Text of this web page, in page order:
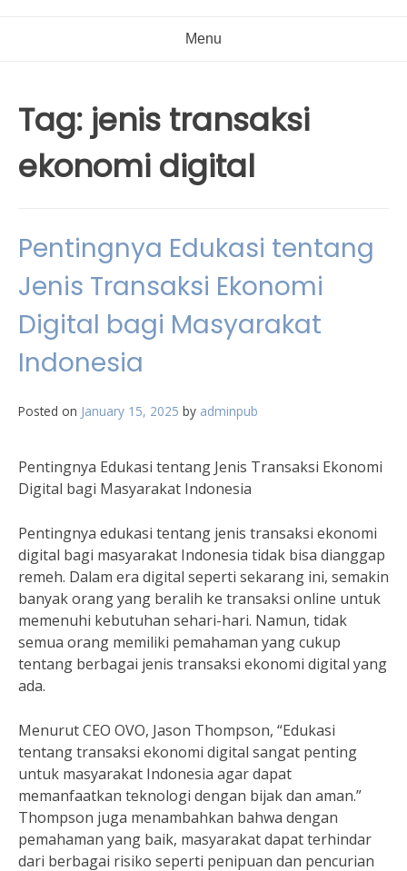
Menu
Tag: jenis transaksi
ekonomi digital
Pentingnya Edukasi tentang
Jenis Transaksi Ekonomi
Digital bagi Masyarakat
Indonesia
Posted on January 15, 2025 by adminpub
Pentingnya Edukasi tentang Jenis Transaksi Ekonomi
Digital bagi Masyarakat Indonesia
Pentingnya edukasi tentang jenis transaksi ekonomi
digital bagi masyarakat Indonesia tidak bisa dianggap
remeh. Dalam era digital seperti sekarang ini, semakin
banyak orang yang beralih ke transaksi online untuk
memenuhi kebutuhan sehari-hari. Namun, tidak
semua orang memiliki pemahaman yang cukup
tentang berbagai jenis transaksi ekonomi digital yang
ada.
Menurut CEO OVO, Jason Thompson, “Edukasi
tentang transaksi ekonomi digital sangat penting
untuk masyarakat Indonesia agar dapat
memanfaatkan teknologi dengan bijak dan aman.”
Thompson juga menambahkan bahwa dengan
pemahaman yang baik, masyarakat dapat terhindar
dari berbagai risiko seperti penipuan dan pencurian